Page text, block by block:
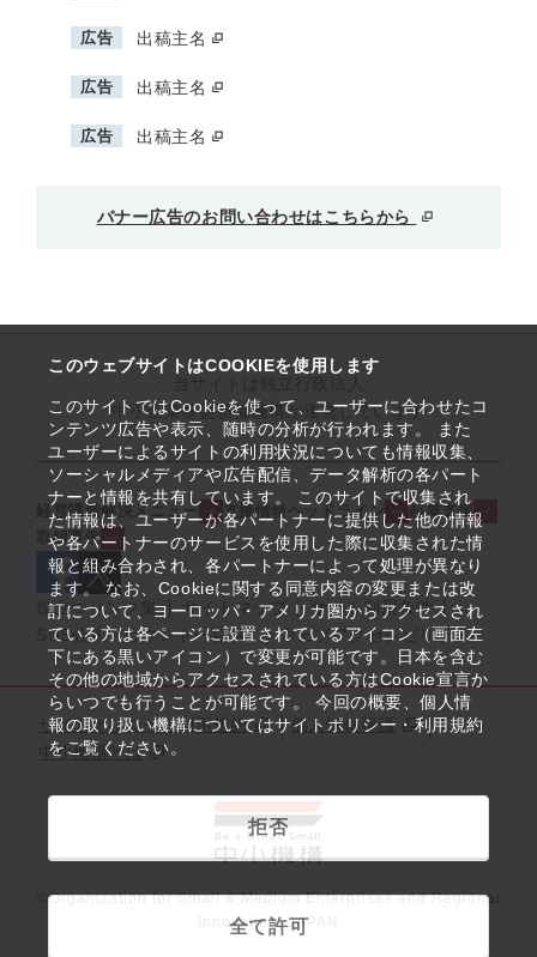
このウェブサイトはCOOKIEを使用します
このサイトではCookieを使って、ユーザーに合わせたコ
ンテンツ広告や表示、随時の分析が行われます。 また
ユーザーによるサイトの利用状況についても情報収集、
ソーシャルメディアや広告配信、データ解析の各パート
ナーと情報を共有しています。 このサイトで収集され
た情報は、ユーザーが各パートナーに提供した他の情報
や各パートナーのサービスを使用した際に収集された情
報と組み合わされ、各パートナーによって処理が異なり
ます。 なお、Cookieに関する同意内容の変更または改
訂について、ヨーロッパ・アメリカ圏からアクセスされ
ている方は各ページに設置されているアイコン（画面左
下にある黒いアイコン）で変更が可能です。日本を含む
その他の地域からアクセスされている方はCookie宣言か
らいつでも行うことが可能です。 今回の概要、個人情
報の取り扱い機構についてはサイトポリシー・利用規約
をご覧ください。
拒否
全て許可
広告 出稿主名
広告 出稿主名
広告 出稿主名
バナー広告のお問い合わせはこちらから
中小企業基盤整備機構が運営しています
経営課題解決メニュー 支援情報ヘッドライン
起業支援
取組事例
役立つリンク集 サイトマップ
サイト利用条件
SNS公式アカウント一覧
ウェブアクセシビリティ
サイトポリシー・利用規約
個人情報保護
中小機構とは
©Organization for Small & Medium Enterprises and Regional
Innovation, JAPAN